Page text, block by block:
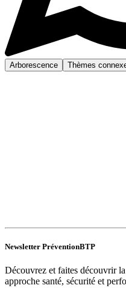
Arborescence Thèmes
Newsletter PréventionBTP
Découvrez et faites découvrir
approche santé, sécurité et